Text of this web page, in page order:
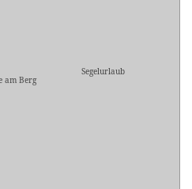
am Berg
Segelurlaub